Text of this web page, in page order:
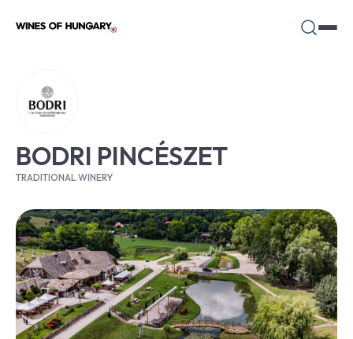
BODRI PINCÉSZET
TRADITIONAL WINERY